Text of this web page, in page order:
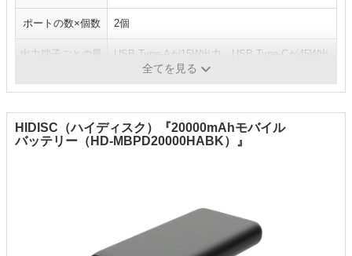
ポートの数×個数 2個
出力端子ごとの最
USB Type-Aが15W出力、USB Type-Cが45W出
力、PD対応ならMAX60W
全てを見る
HIDISC（ハイディスク）『20000mAhモバイル
バッテリー（HD-MBPD20000HABK）』